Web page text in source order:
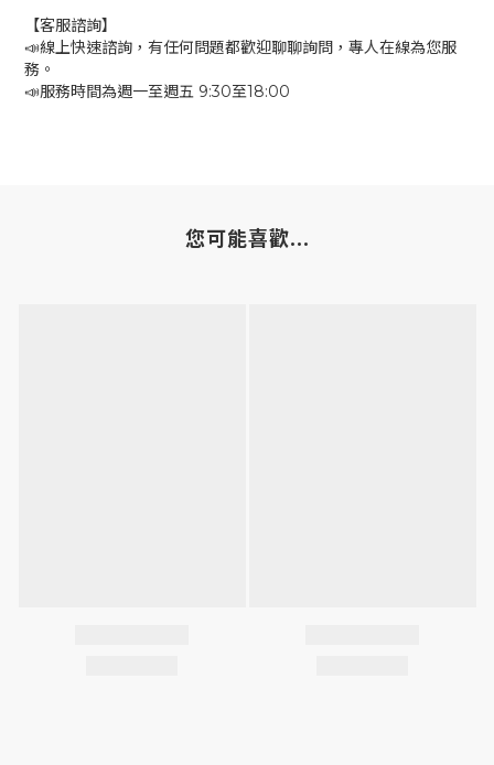
【客服諮詢】
📣線上快速諮詢，有任何問題都歡迎聊聊詢問，專人在線為您服
務。
📣服務時間為週一至週五 9:30至18:00
您可能喜歡...